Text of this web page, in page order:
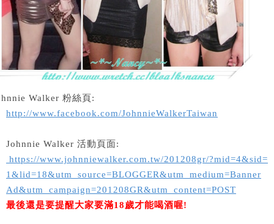
Walker 粉絲頁:
http://www.facebook.com/JohnnieWalkerTaiwan
Johnnie Walker 活動頁面:
https://www.johnniewalker.com.tw/201208gr/?mid=4&sid=
1&lid=18&utm_source=BLOGGER&utm_medium=Banner
Ad&utm_campaign=201208GR&utm_content=POST
最後還是要提醒大家要滿18歲才能喝酒喔!